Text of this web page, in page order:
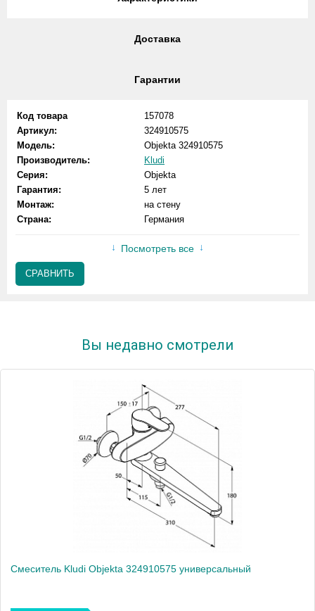
Доставка
Гарантии
Код товара
157078
Артикул:
324910575
Модель:
Objekta 324910575
Производитель:
Kludi
Серия:
Objekta
Гарантия:
5 лет
Монтаж:
на стену
Страна:
Германия
Посмотреть все
СРАВНИТЬ
Вы недавно смотрели
Смеситель Kludi Objekta 324910575 универсальный